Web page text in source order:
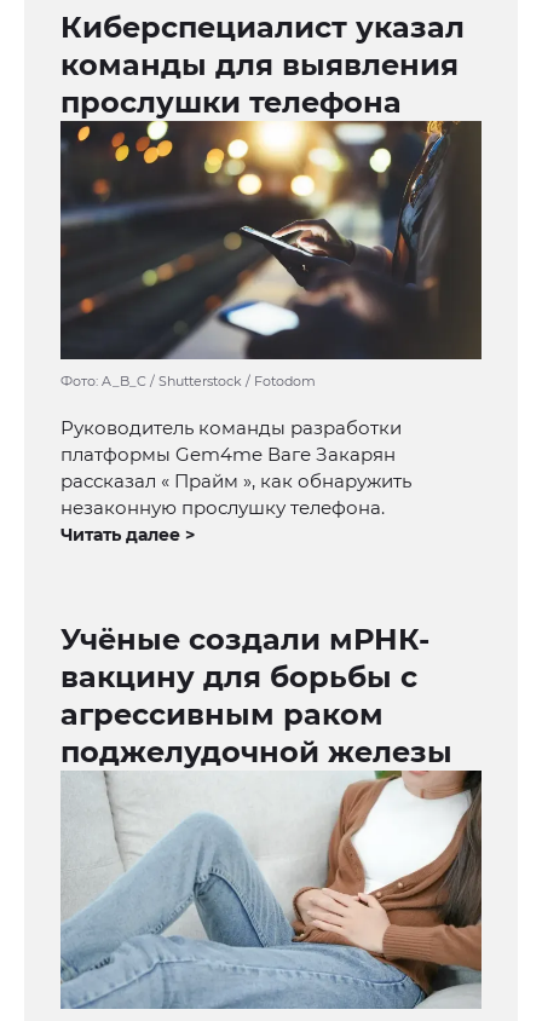
Киберспециалист указал
команды для выявления
прослушки телефона
Фото: A_B_C / Shutterstock / Fotodom
Руководитель команды разработки
платформы Gem4me Ваге Закарян
рассказал « Прайм », как обнаружить
незаконную прослушку телефона.
Читать далее >
Учёные создали мРНК-
вакцину для борьбы с
агрессивным раком
поджелудочной железы